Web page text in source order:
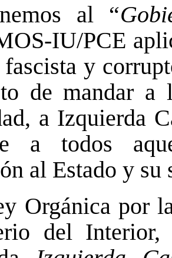
al “
IU/PCE
y
de mandar a
a Izquierda
a todos
al Estado y su
Orgánica por
del Interior,